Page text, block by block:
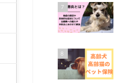
7
8